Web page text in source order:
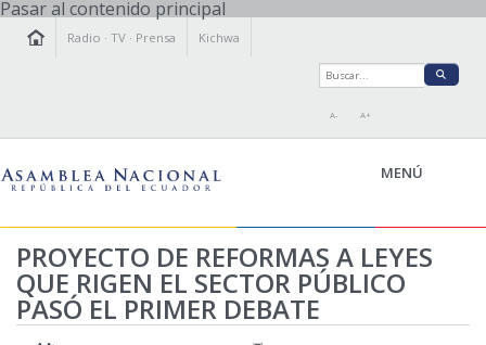
Pasar al contenido principal
Radio ·TV · Prensa Kichwa
A- A+
MENÚ
LA ASAMBLEA
LEGISLAMOS
PROYECTO DE REFORMAS A LEYES
QUE RIGEN EL SECTOR PÚBLICO
PASÓ EL PRIMER DEBATE